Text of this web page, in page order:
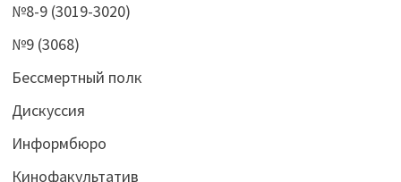
№8-9 (3019-3020)
№9 (3068)
Бессмертный полк
Дискуссия
Информбюро
Кинофакультатив